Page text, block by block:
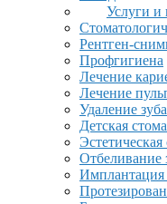
Услуги и
Рентген-
Профгигиена
Лечение
Лечение
Удаление зуба
Детская
Отбеливание
Имплантация